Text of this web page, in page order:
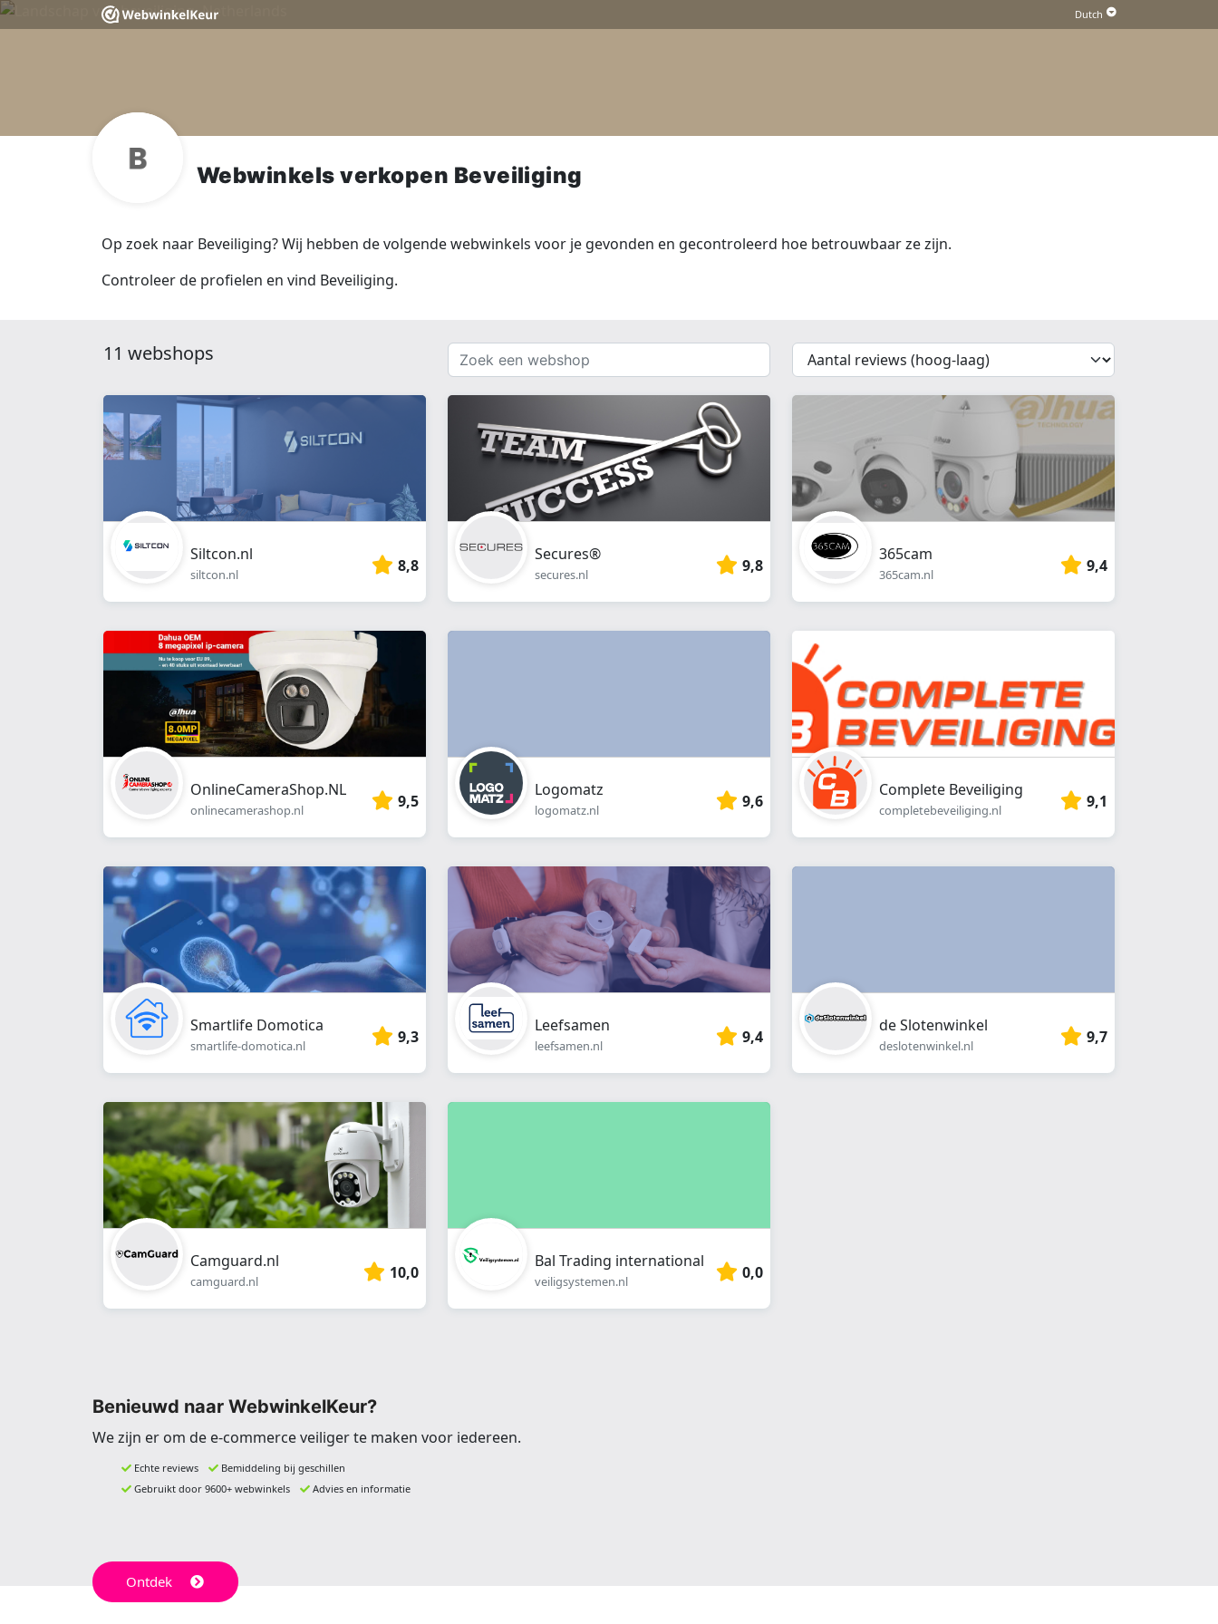
Webwinkels verkopen Beveiliging
Op zoek naar Beveiliging? Wij hebben de volgende webwinkels voor je gevonden en gecontroleerd hoe betrouwbaar ze zijn.
Controleer de profielen en vind Beveiliging.
11 webshops
Zoek
een
webshop
{{
__('Sort')
}}
Siltcon.nl
siltcon.nl 8,8
Secures®
secures.nl 9,8
365cam
365cam.nl 9,4
OnlineCameraShop.NL
onlinecamerashop.nl 9,5
Logomatz
logomatz.nl 9,6
Complete Beveiliging
completebeveiliging.nl 9,1
Smartlife Domotica
smartlife-domotica.nl 9,3
Leefsamen
leefsamen.nl 9,4
de Slotenwinkel
deslotenwinkel.nl 9,7
Camguard.nl
camguard.nl 10,0
Bal Trading international
veiligsystemen.nl 0,0
Benieuwd naar WebwinkelKeur?
We zijn er om de e-commerce veiliger te maken voor iedereen.
Echte reviews
Bemiddeling bij geschillen
Gebruikt door 9600+ webwinkels
Advies en informatie
Ontdek